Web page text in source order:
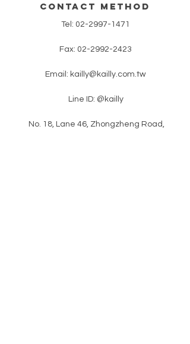
contact method
Tel: 02-2997-1471
Fax: 02-2992-2423
Email: kailly@kailly.com.tw
Line ID: @kailly
​ No. 18, Lane 46, Zhongzheng Road,